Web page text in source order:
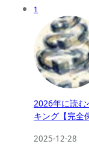
1
2026年に読
キング【完全
2025-12-28